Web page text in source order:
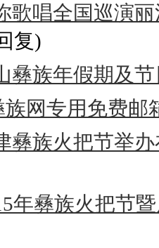
歌唱全国巡演
复)
彝族年假期及
网专用免费邮
彝族火把节举
年彝族火把节